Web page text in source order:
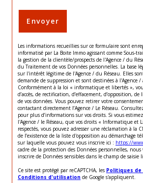
Envoyer
Les informations recueillies sur ce formulaire sont
informatisé par La Boite Immo agissant comme Sous-
la gestion de la clientèle/prospects de l'Agence / du
du Traitement de vos Données personnelles. La base
sur l'intérêt légitime de l'Agence / du Réseau. Elles
demande de suppression et sont destinées à l'Agence /
Conformément à la loi « informatique et libertés »,
d’accès, de rectification, d’effacement, d’opposition,
de vos données. Vous pouvez retirer votre
contactant directement l’Agence / Le Réseau.
pour plus d’informations sur vos droits. Si vous
l'Agence / le Réseau, que vos droits « Informatique et
respectés, vous pouvez adresser une réclamation à la
de l’existence de la liste d'opposition au démarchage
sur laquelle vous pouvez vous inscrire ici : https://
cadre de la protection des Données personnelles,
inscrire de Données sensibles dans le champ de saisie
Ce site est protégé par reCAPTCHA, les Politiques
Conditions d'utilisation de Google s'appliquent.